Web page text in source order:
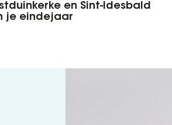
en Sint-Idesbald
je eindejaar